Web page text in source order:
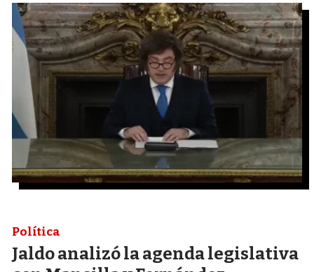
Jaldo analizó la agenda legislativa
Política